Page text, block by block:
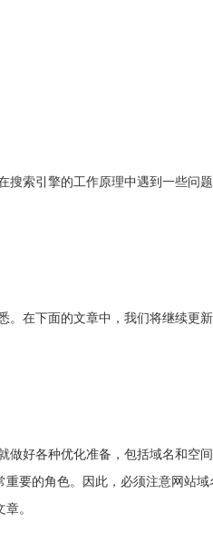
搜索引擎的工作原理中遇到一些问
。在下面的文章中，我们将继续更
做好各种优化准备，包括域名和空
要的角色。因此，必须注意网站
。